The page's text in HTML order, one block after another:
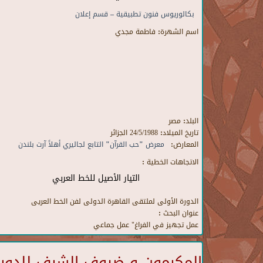
بكالوريوس فنون تطبيقية – قسم إعلان
اسم الشهرة: فاطمة مجدي
البلد: مصر
تاريخ الميلاد: 24/5/1988 الجزائر
المعارض: معرض "حب القرآن" التابع لجاليري أهلاً آرت بلندن
الاتجاهات الخطية :
التيار الأصيل للخط العربي
الدورة الأولى لملتقى القاهرة الدولى لفن الخط العريى
عنوان البحث :
عمل تجهيز في الفراغ" عمل جماعي